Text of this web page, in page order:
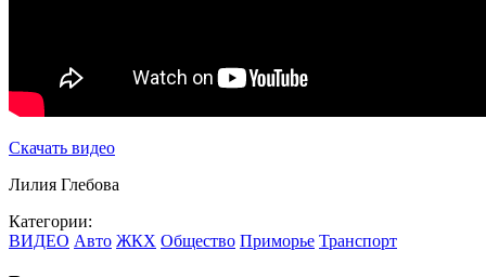
Скачать видео
Лилия Глебова
Категории:
ВИДЕО Авто ЖКХ Общество Приморье Транспорт